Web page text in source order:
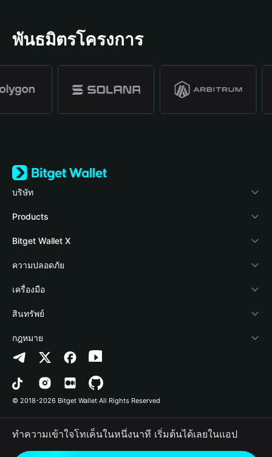
พันธมิตรโครงการ
บริษัท
เกี่ยวกับ Bitget Wallet
Blog
Academy
ข่าวสารด้านคริปโต
ศูนย์ช่วยเหลือ
ติดต่อเรา
ทรัพยากรข้อมูลของแบรนด์
อาชีพ
Products
Crypto Card
Stablecoin Earn
Payfi Crypto
Crypto Swap API
Altcoin Season Index
Prediction Markets
DApp
RWA
Bitget Wallet X
นักพัฒนา
เชื่อมต่อ Wallet
Bitget Wallet Pay
ลิสต์โปรเจกต์
ความปลอดภัย
Protection Fund
เทคโนโลยีความปลอดภัย
เครื่องมือ
ซื้อคริปโต
การตรวจจับการอนุญาต
การตรวจจับสัญญา
การโอนเป็นชุด
สินทรัพย์
Arbitrum
Avalanche
Bitcoin
Polygon
กฎหมาย
นโยบายความเป็นส่วนตัว
ข้อตกลงในการใช้บริการ
© 2018-2026 Bitget Wallet All Rights Reserved
ทำความเข้าใจโทเค็นในหนึ่งนาที เริ่มต้นได้เลยในแอป